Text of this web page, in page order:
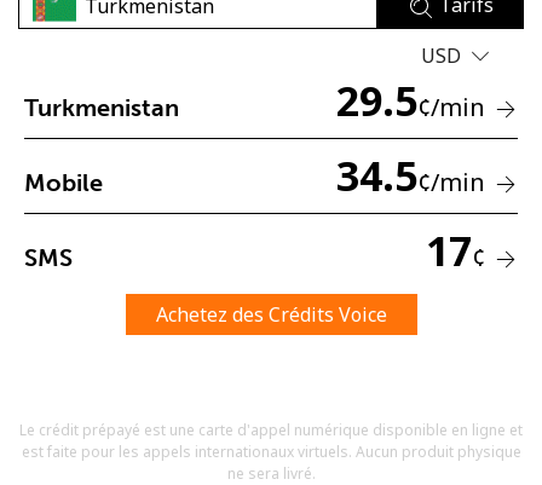
Aucun mot de passe créé
Un numéro
En créant un compte sur ce site, j'accepte les présentes
Conditions générales.
USD
Turkmenistan 29.5¢/min
Mobile 34.5¢/min
SMS 17¢
Achetez des Crédits Voice
Le crédit prépayé est une carte d'appel numérique disponible en ligne et
est faite pour les appels internationaux virtuels. Aucun produit physique
ne sera livré.